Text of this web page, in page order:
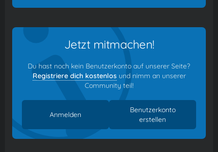
Jetzt mitmachen!
Du hast noch kein Benutzerkonto auf unserer Seite?
Registriere dich kostenlos und nimm an unserer
Community teil!
Benutzerkonto
erstellen
Anmelden